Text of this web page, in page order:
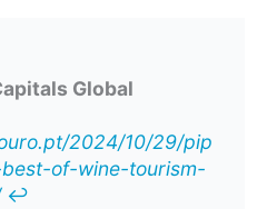
Global
2024/10/29/pip
of-wine-tourism-
↩︎